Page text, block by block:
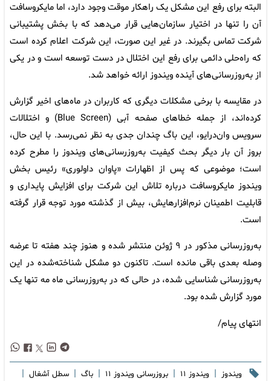
البته برای رفع این مشکل یک راهکار موقت وجود دارد، اما مایکروسافت
آن را تنها در اختیار سازمان‌هایی قرار می‌دهد که با بخش پشتیبانی
شرکت تماس بگیرند. در غیر این صورت، این شرکت اعلام کرده است
که راه‌حلی دائمی برای رفع این اختلال در دست توسعه است و در یکی
از به‌روزرسانی‌های آینده ویندوز ارائه خواهد شد.
در مقایسه با برخی مشکلات دیگری که کاربران در ماه‌های اخیر گزارش
کرده‌اند، از جمله خطاهای صفحه آبی (Blue Screen) و اختلالات
سرویس وان‌درایو، این باگ چندان جدی به نظر نمی‌رسد. با این حال،
بروز آن بار دیگر بحث کیفیت به‌روزرسانی‌های ویندوز را مطرح کرده
است؛ موضوعی که پس از اظهارات «پاوان داولوری» رئیس بخش
ویندوز مایکروسافت درباره تلاش این شرکت برای افزایش پایداری و
قابلیت اطمینان نرم‌افزارهایش، بیش از گذشته مورد توجه قرار گرفته
است.
به‌روزرسانی مذکور در ۹ ژوئن منتشر شده و هنوز چند هفته تا عرضه
وصله بعدی باقی مانده است. تاکنون دو مشکل شناخته‌شده در این
به‌روزرسانی شناسایی شده، در حالی که در به‌روزرسانی ماه مه تنها یک
مورد گزارش شده بود.
انتهای پیام/
ویندوز | ویندوز ۱۱ | بروزرسانی ویندوز ۱۱ | باگ | سطل آشغال |